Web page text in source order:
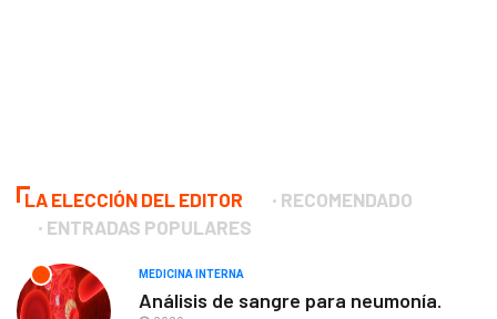
LA ELECCIÓN DEL EDITOR
RECOMENDADO
ENTRADAS POPULARES
MEDICINA INTERNA
Análisis de sangre para neumonía.